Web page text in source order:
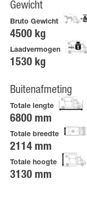
Gewicht
Bruto Gewicht
4500 kg
Laadvermogen
1530 kg
Buitenafmeting
Totale lengte
6800 mm
Totale breedte
2114 mm
Totale hoogte
3130 mm